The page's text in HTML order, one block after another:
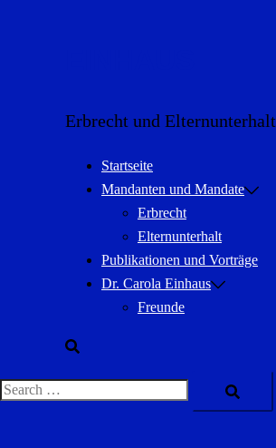
Erbrecht und Elternunterhalt
Startseite
Mandanten und Mandate
Erbrecht
Elternunterhalt
Publikationen und Vorträge
Dr. Carola Einhaus
Freunde
Suche
Search…